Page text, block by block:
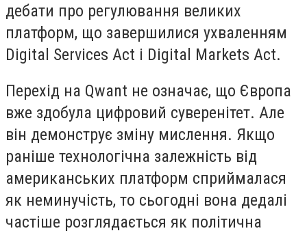
дебати про регулювання великих
платформ, що завершилися ухваленням
Digital Services Act і Digital Markets Act.
Перехід на Qwant не означає, що Європа
вже здобула цифровий суверенітет. Але
він демонструє зміну мислення. Якщо
раніше технологічна залежність від
американських платформ сприймалася
як неминучість, то сьогодні вона дедалі
частіше розглядається як політична